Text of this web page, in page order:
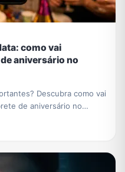
como vai
aniversário no
Descubra como vai
de aniversário no
comemoração.